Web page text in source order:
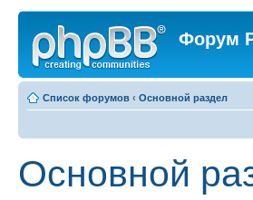
Форум
Список форумов ‹ Основной раздел
Основной